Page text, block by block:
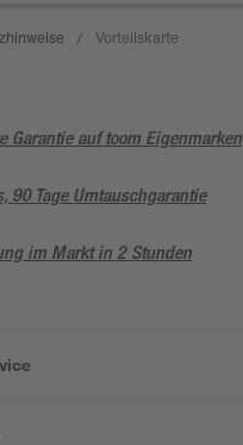
/ Vorteilskarte
Garantie auf toom Eigenmarken
90 Tage Umtauschgarantie
im Markt in 2 Stunden